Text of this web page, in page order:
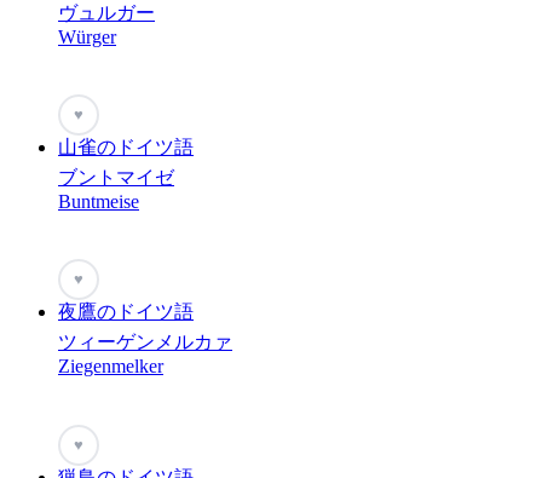
ヴュルガー
Würger
♥
山雀のドイツ語
ブントマイゼ
Buntmeise
♥
夜鷹のドイツ語
ツィーゲンメルカァ
Ziegenmelker
♥